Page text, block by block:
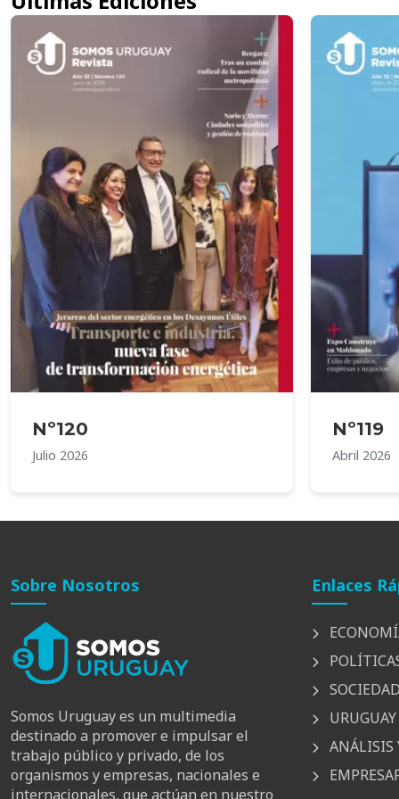
Nº120
Julio 2026
Nº119
Abril 2026
Sobre Nosotros
Somos Uruguay es un multimedia
destinado a promover e impulsar el
trabajo público y privado, de los
organismos y empresas, nacionales e
internacionales, que actúan en nuestro
Enlaces
ANÁLISIS